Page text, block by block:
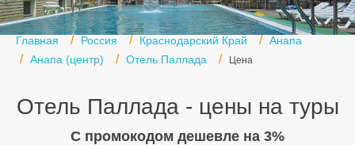
Главная Россия Краснодарский Край
Анапа
Анапа (центр)
Отель Паллада Цена
Отель Паллада - цены на туры
C промокодом дешевле на 3%
Туры в ОАЭ
Офис г. Москва